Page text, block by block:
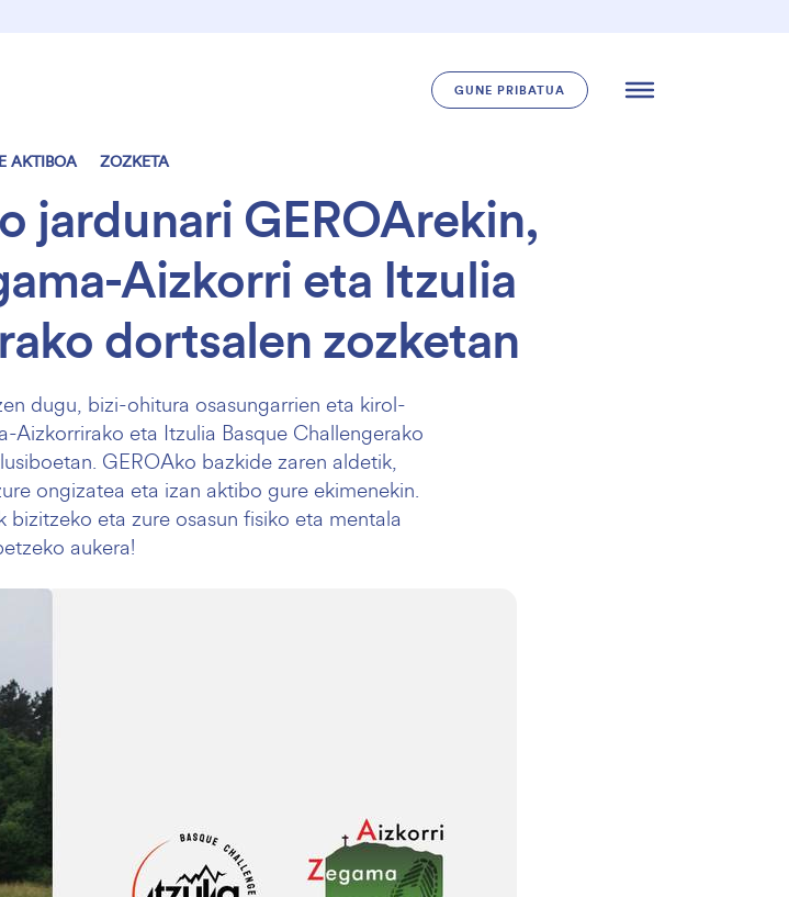
GUNE PRIBATUA
AKTIBOA ZOZKETA
jardunari GEROArekin,
Aizkorri eta Itzulia
dortsalen zozketan
dugu, bizi-ohitura osasungarrien eta kirol-
Aizkorrirako eta Itzulia Basque Challengerako
GEROAko bazkide zaren aldetik,
ongizatea eta izan aktibo gure ekimenekin.
bizitzeko eta zure osasun fisiko eta mentala
aukera!